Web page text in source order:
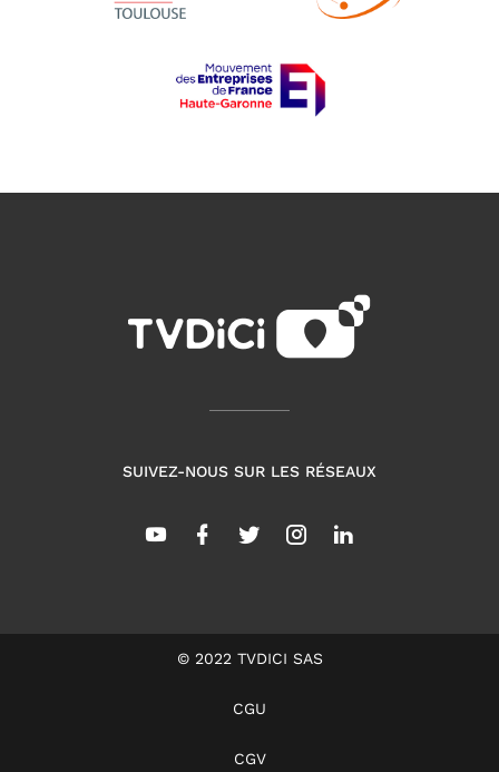
SUIVEZ-NOUS SUR LES RÉSEAUX
© 2022 TVDICI SAS
CGU
CGV